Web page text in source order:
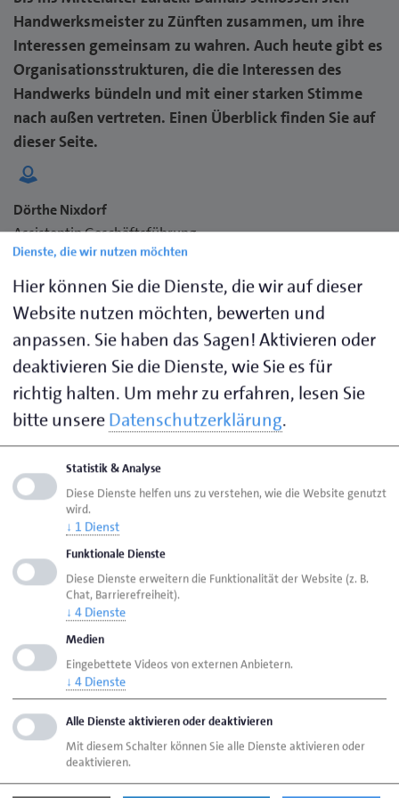
Handwerksmeister zu Zünften zusammen, um ihre
Interessen gemeinsam zu wahren. Auch heute gibt es
Organisationsstrukturen, die die Interessen des
Handwerks bündeln und mit einer starken Stimme
nach außen vertreten. Einen Überblick finden Sie auf
dieser Seite.
Dörthe Nixdorf
Assistentin Geschäftsführung
Telefon 0451 1506-144
Überblick
Handwerkskammern
Handwerkskammer Schleswig-Holstein
Kreishandwerkerschaften
Innungen/Landesinnungsverbände
Handwerk Schleswig-Holstein e.V.
Zentralverband des Deutschen Handwerks
Dienste, die wir nutzen möchten
Hier können Sie die Dienste, die wir auf dieser
Website nutzen möchten, bewerten und
anpassen. Sie haben das Sagen! Aktivieren oder
deaktivieren Sie die Dienste, wie Sie es für
richtig halten. Um mehr zu erfahren, lesen Sie
bitte unsereDatenschutzerklärung.
Statistik & Analyse
Diese Dienste helfen uns zu verstehen, wie die Website genutzt
wird.
↓ 1 Dienst
Funktionale Dienste
Diese Dienste erweitern die Funktionalität der Website (z. B.
Chat, Barrierefreiheit).
↓ 4 Dienste
Medien
Eingebettete Videos von externen Anbietern.
↓ 4 Dienste
Alle Dienste aktivieren oder deaktivieren
Mit diesem Schalter können Sie alle Dienste aktivieren oder
deaktivieren.